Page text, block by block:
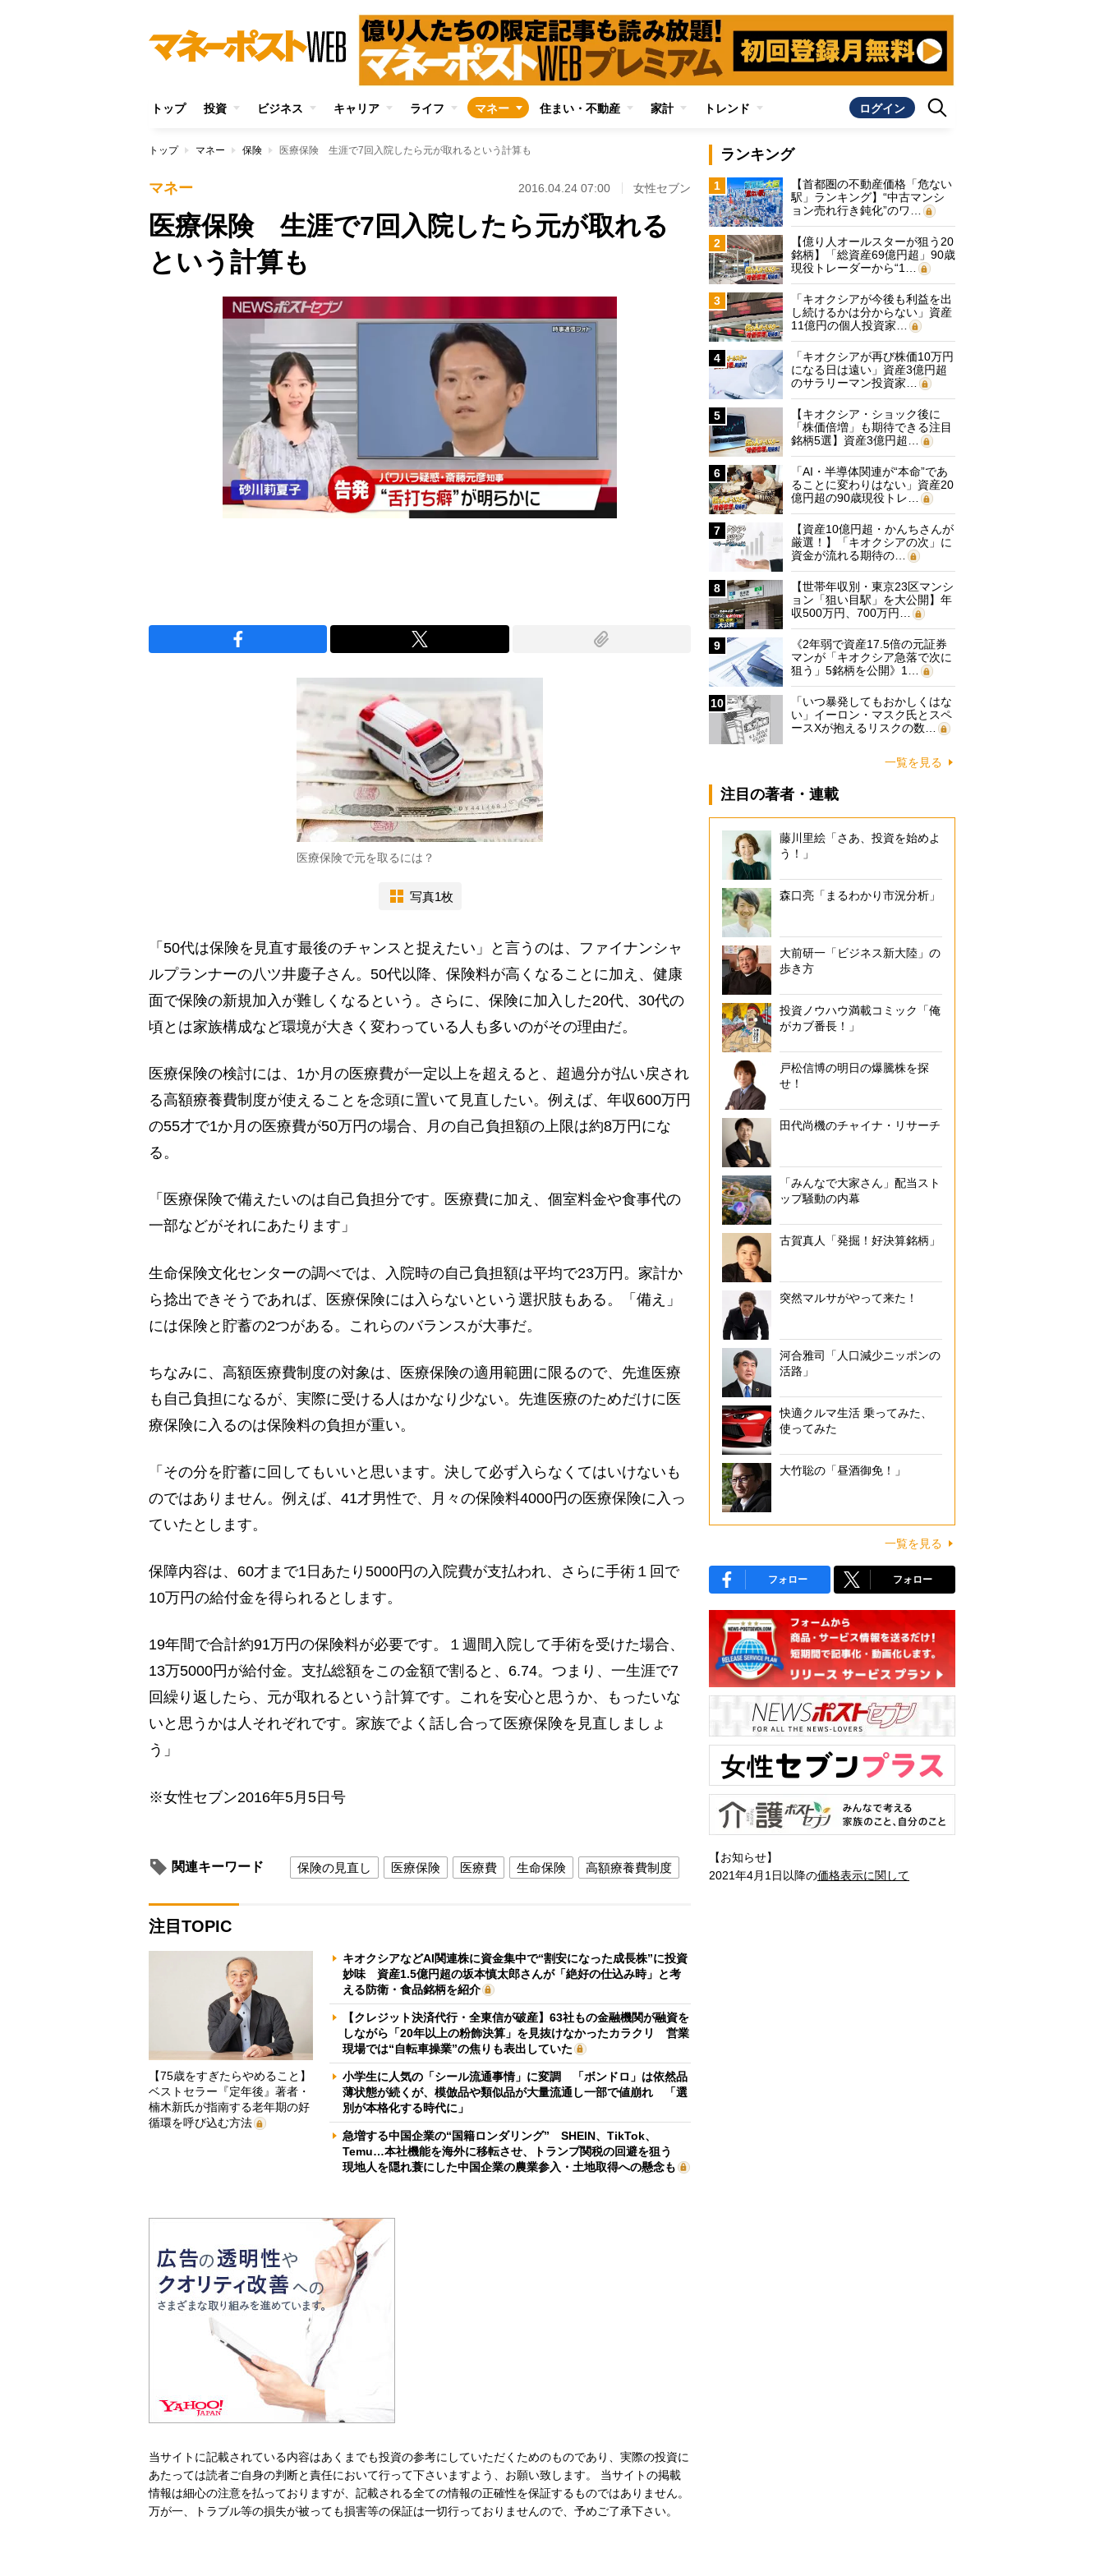
トップ 投資 ビジネス キャリア ライフ マネー 住まい・不動産 家計 トレンド ログイン
トップ マネー 保険 医療保険 生涯で7回入院したら元が取れるという計算も
マネー 2016.04.24 07:00 女性セブン
医療保険 生涯で7回入院したら元が取れる
という計算も
医療保険で元を取るには？
写真1枚
「50代は保険を見直す最後のチャンスと捉えたい」と言うのは、ファイナンシャ
ルプランナーの八ツ井慶子さん。50代以降、保険料が高くなることに加え、健康
面で保険の新規加入が難しくなるという。さらに、保険に加入した20代、30代の
頃とは家族構成など環境が大きく変わっている人も多いのがその理由だ。
医療保険の検討には、1か月の医療費が一定以上を超えると、超過分が払い戻され
る高額療養費制度が使えることを念頭に置いて見直したい。例えば、年収600万円
の55才で1か月の医療費が50万円の場合、月の自己負担額の上限は約8万円にな
る。
「医療保険で備えたいのは自己負担分です。医療費に加え、個室料金や食事代の
一部などがそれにあたります」
生命保険文化センターの調べでは、入院時の自己負担額は平均で23万円。家計か
ら捻出できそうであれば、医療保険には入らないという選択肢もある。「備え」
には保険と貯蓄の2つがある。これらのバランスが大事だ。
ちなみに、高額医療費制度の対象は、医療保険の適用範囲に限るので、先進医療
も自己負担になるが、実際に受ける人はかなり少ない。先進医療のためだけに医
療保険に入るのは保険料の負担が重い。
「その分を貯蓄に回してもいいと思います。決して必ず入らなくてはいけないも
のではありません。例えば、41才男性で、月々の保険料4000円の医療保険に入っ
ていたとします。
保障内容は、60才まで1日あたり5000円の入院費が支払われ、さらに手術１回で
10万円の給付金を得られるとします。
19年間で合計約91万円の保険料が必要です。１週間入院して手術を受けた場合、
13万5000円が給付金。支払総額をこの金額で割ると、6.74。つまり、一生涯で7
回繰り返したら、元が取れるという計算です。これを安心と思うか、もったいな
いと思うかは人それぞれです。家族でよく話し合って医療保険を見直しましょ
う」
※女性セブン2016年5月5日号
関連キーワード 保険の見直し 医療保険 医療費 生命保険 高額療養費制度
注目TOPIC
【75歳をすぎたらやめること】
ベストセラー『定年後』著者・
楠木新氏が指南する老年期の好
循環を呼び込む方法
キオクシアなどAI関連株に資金集中で“割安になった成長株”に投資
妙味 資産1.5億円超の坂本慎太郎さんが「絶好の仕込み時」と考
える防衛・食品銘柄を紹介
【クレジット決済代行・全東信が破産】63社もの金融機関が融資を
しながら「20年以上の粉飾決算」を見抜けなかったカラクリ 営業
現場では“自転車操業”の焦りも表出していた
小学生に人気の「シール流通事情」に変調 「ボンドロ」は依然品
薄状態が続くが、模倣品や類似品が大量流通し一部で値崩れ 「選
別が本格化する時代に」
急増する中国企業の“国籍ロンダリング” SHEIN、TikTok、
Temu…本社機能を海外に移転させ、トランプ関税の回避を狙う
現地人を隠れ蓑にした中国企業の農業参入・土地取得への懸念も
当サイトに記載されている内容はあくまでも投資の参考にしていただくためのものであり、実際の投資に
あたっては読者ご自身の判断と責任において行って下さいますよう、お願い致します。 当サイトの掲載
情報は細心の注意を払っておりますが、記載される全ての情報の正確性を保証するものではありません。
万が一、トラブル等の損失が被っても損害等の保証は一切行っておりませんので、予めご了承下さい。
ランキング
1
【首都圏の不動産価格「危ない
駅」ランキング】“中古マンシ
ョン売れ行き鈍化”のワ…
2
【億り人オールスターが狙う20
銘柄】「総資産69億円超」90歳
現役トレーダーから“1…
3
「キオクシアが今後も利益を出
し続けるかは分からない」資産
11億円の個人投資家…
4
「キオクシアが再び株価10万円
になる日は遠い」資産3億円超
のサラリーマン投資家…
5
【キオクシア・ショック後に
「株価倍増」も期待できる注目
銘柄5選】資産3億円超…
6
「AI・半導体関連が“本命”であ
ることに変わりはない」資産20
億円超の90歳現役トレ…
7
【資産10億円超・かんちさんが
厳選！】「キオクシアの次」に
資金が流れる期待の…
8
【世帯年収別・東京23区マンシ
ョン「狙い目駅」を大公開】年
収500万円、700万円…
9
《2年弱で資産17.5倍の元証券
マンが「キオクシア急落で次に
狙う」5銘柄を公開》1…
10
「いつ暴発してもおかしくはな
い」イーロン・マスク氏とスペ
ースXが抱えるリスクの数…
一覧を見る
注目の著者・連載
藤川里絵「さあ、投資を始めよ
う！」
森口亮「まるわかり市況分析」
大前研一「ビジネス新大陸」の
歩き方
投資ノウハウ満載コミック「俺
がカブ番長！」
戸松信博の明日の爆騰株を探
せ！
田代尚機のチャイナ・リサーチ
「みんなで大家さん」配当スト
ップ騒動の内幕
古賀真人「発掘！好決算銘柄」
突然マルサがやって来た！
河合雅司「人口減少ニッポンの
活路」
快適クルマ生活 乗ってみた、
使ってみた
大竹聡の「昼酒御免！」
一覧を見る
フォロー フォロー
【お知らせ】
2021年4月1日以降の価格表示に関して